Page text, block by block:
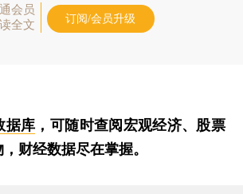
会员
全文
订阅/会员升级
据库 ，可随时查阅宏观经济、股票
财经数据尽在掌握。